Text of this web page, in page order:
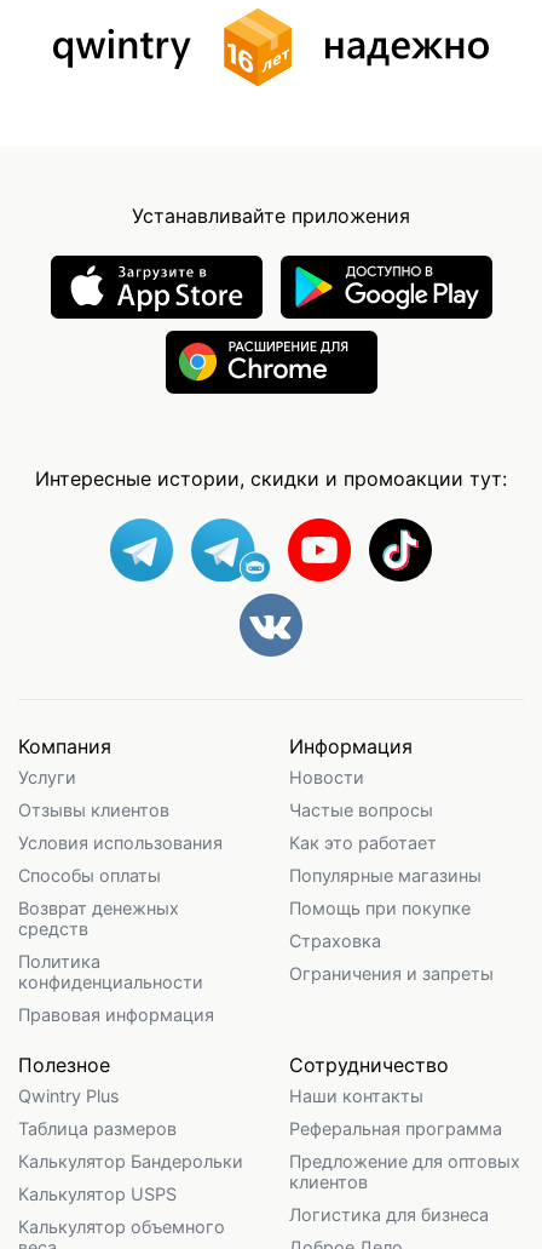
Устанавливайте приложения
Интересные истории, скидки и промоакции тут:
Компания
Услуги
Отзывы клиентов
Условия использования
Способы оплаты
Возврат денежных
средств
Политика
конфиденциальности
Правовая информация
Информация
Новости
Частые вопросы
Как это работает
Популярные магазины
Помощь при покупке
Страховка
Ограничения и запреты
Полезное
Qwintry Plus
Таблица размеров
Калькулятор Бандерольки
Калькулятор USPS
Калькулятор объемного
Сотрудничество
Наши контакты
Реферальная программа
Предложение для оптовых
клиентов
Логистика для бизнеса